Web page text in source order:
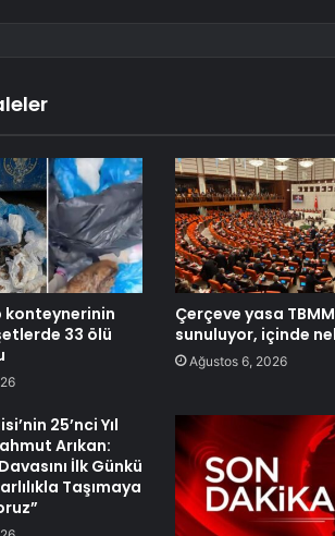
konteynerinin
33 ölü
Çerçeve yasa
sunuluyor, içinde
Ağustos 6, 2026
25’nci Yıl
Arıkan:
İlk Günkü
Taşımaya